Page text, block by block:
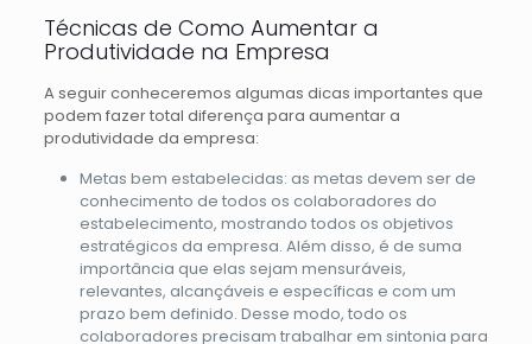
Técnicas de Como Aumentar a
Produtividade na Empresa
A seguir conheceremos algumas dicas importantes que
podem fazer total diferença para aumentar a
produtividade da empresa:
Metas bem estabelecidas: as metas devem ser de
conhecimento de todos os colaboradores do
estabelecimento, mostrando todos os objetivos
estratégicos da empresa. Além disso, é de suma
importância que elas sejam mensuráveis,
relevantes, alcançáveis e específicas e com um
prazo bem definido. Desse modo, todo os
colaboradores precisam trabalhar em sintonia para